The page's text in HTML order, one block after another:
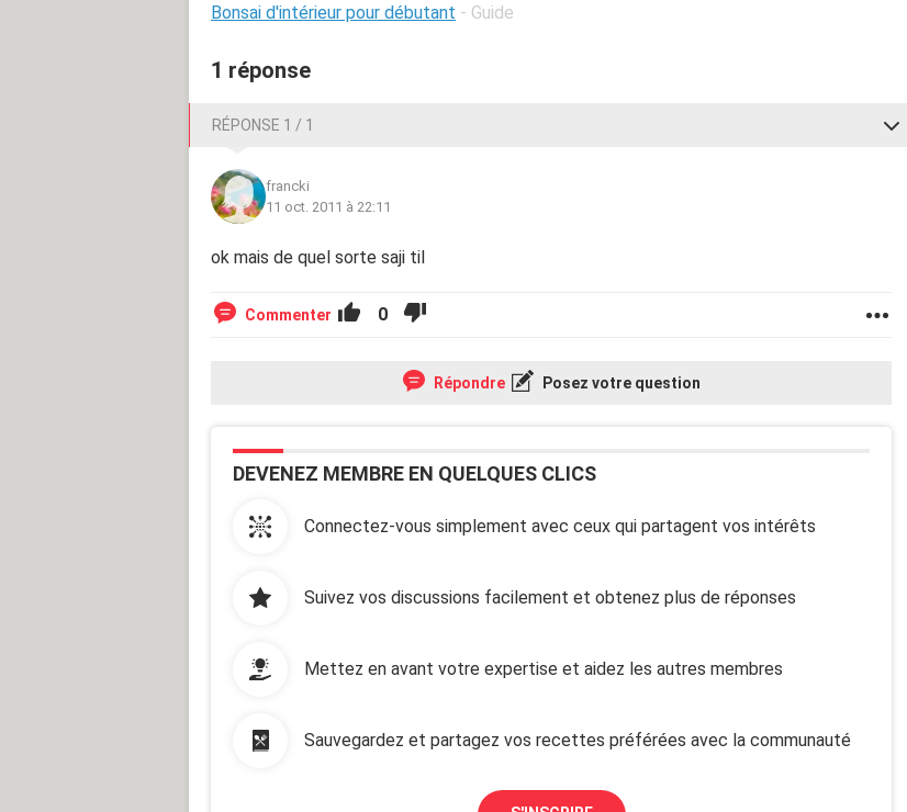
Bonsai d'intérieur pour débutant - Guide
1 réponse
RÉPONSE 1 / 1
francki
11 oct. 2011 à 22:11
ok mais de quel sorte saji til
Commenter 0
Répondre Posez votre question
DEVENEZ MEMBRE EN QUELQUES CLICS
Connectez-vous simplement avec ceux qui partagent vos intérêts
Suivez vos discussions facilement et obtenez plus de réponses
Mettez en avant votre expertise et aidez les autres membres
Sauvegardez et partagez vos recettes préférées avec la communauté